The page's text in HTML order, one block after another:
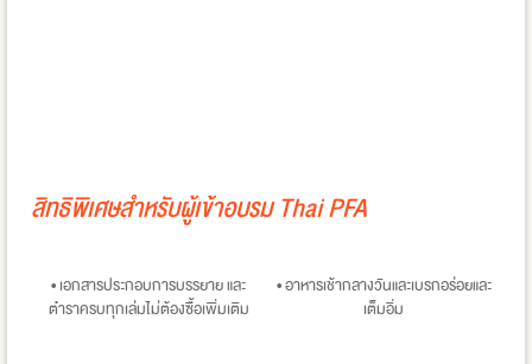
สิทธิพิเศษสำหรับผู้เข้าอบรม Thai PFA
• เอกสารประกอบการบรรยาย และ
ตำราครบทุกเล่มไม่ต้องซื้อเพิ่มเติม
• อาหารเช้ากลางวันและเบรกอร่อยและ
เต็มอิ่ม